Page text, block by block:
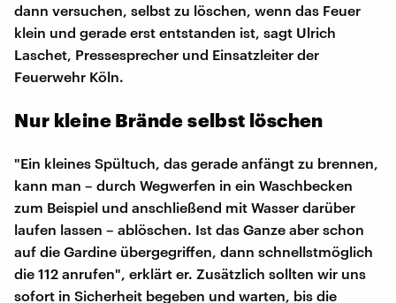
dann versuchen, selbst zu löschen, wenn das Feuer
klein und gerade erst entstanden ist, sagt Ulrich
Laschet, Pressesprecher und Einsatzleiter der
Feuerwehr Köln.
Nur kleine Brände selbst löschen
"Ein kleines Spültuch, das gerade anfängt zu brennen,
kann man – durch Wegwerfen in ein Waschbecken
zum Beispiel und anschließend mit Wasser darüber
laufen lassen – ablöschen. Ist das Ganze aber schon
auf die Gardine übergegriffen, dann schnellstmöglich
die 112 anrufen", erklärt er. Zusätzlich sollten wir uns
sofort in Sicherheit begeben und warten, bis die